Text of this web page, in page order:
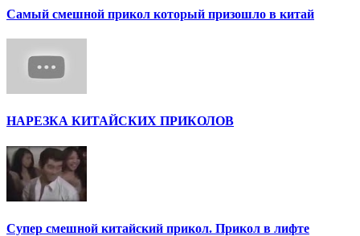
Самый смешной прикол который призошло в китай
НАРЕЗКА КИТАЙСКИХ ПРИКОЛОВ
Супер смешной китайский прикол. Прикол в лифте